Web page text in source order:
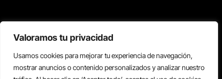
Valoramos tu privacidad
Usamos cookies para mejorar tu experiencia de navegación,
mostrar anuncios o contenido personalizados y analizar nuestro
Copyright © 2026 Reisix. Todos los derechos reservados.